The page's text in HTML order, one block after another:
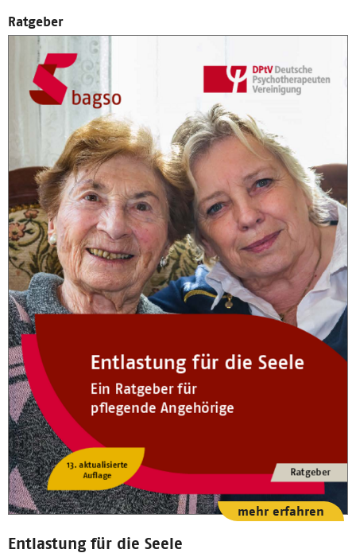
Gefundene
Publikationen
Ratgeber
Entlastung für die Seele
mehr erfahren